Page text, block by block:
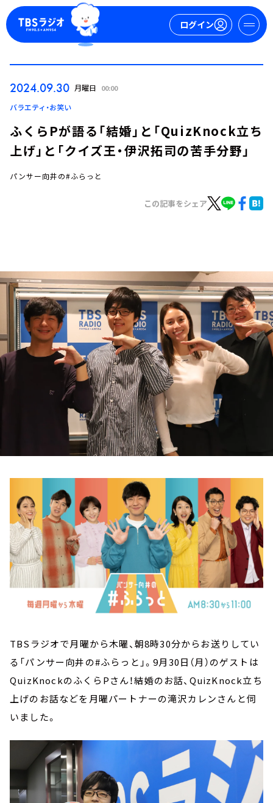
ログイン
ログイン
お知らせ
イベント・グッズ
YouTube
会社情報
2024.09.30 月曜日 00:00
バラエティ・お笑い
ふくらPが語る「結婚」と「QuizKnock立ち
上げ」と「クイズ王・伊沢拓司の苦手分野」
パンサー向井の#ふらっと
この記事をシェア
TBSラジオで月曜から木曜、朝8時30分からお送りしてい
る「パンサー向井の#ふらっと」。9月30日（月）のゲストは
QuizKnockのふくらPさん！結婚のお話、QuizKnock立ち
上げのお話などを月曜パートナーの滝沢カレンさんと伺
いました。